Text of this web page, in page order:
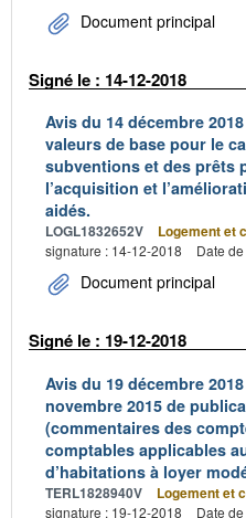
Document principal
Signé le : 14-12-2018
Avis du 14 décembre
valeurs de base pour le
subventions et des prêts
l’acquisition et
aidés.
LOGL1832652V Logement et
signature : 14-12-2018
Date
Document principal
Signé le : 19-12-2018
Avis du 19 décembre
novembre 2015 de
(commentaires des
comptables applicables
d’habitations à loyer
TERL1828940V Logement et
signature : 19-12-2018
Date